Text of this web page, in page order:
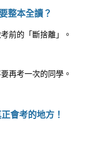
整本全讀？
前的「斷捨離」。
再考一次的同學。
會考的地方！